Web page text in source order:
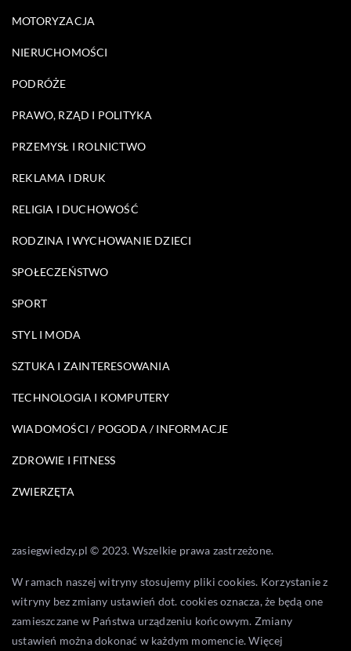
MOTORYZACJA
NIERUCHOMOŚCI
PODRÓŻE
PRAWO, RZĄD I POLITYKA
PRZEMYSŁ I ROLNICTWO
REKLAMA I DRUK
RELIGIA I DUCHOWOŚĆ
RODZINA I WYCHOWANIE DZIECI
SPOŁECZEŃSTWO
SPORT
STYL I MODA
SZTUKA I ZAINTERESOWANIA
TECHNOLOGIA I KOMPUTERY
WIADOMOŚCI / POGODA / INFORMACJE
ZDROWIE I FITNESS
ZWIERZĘTA
zasiegwiedzy.pl © 2023. Wszelkie prawa zastrzeżone.
W ramach naszej witryny stosujemy pliki cookies. Korzystanie z
witryny bez zmiany ustawień dot. cookies oznacza, że będą one
zamieszczane w Państwa urządzeniu końcowym. Zmiany
ustawień można dokonać w każdym momencie. Więcej